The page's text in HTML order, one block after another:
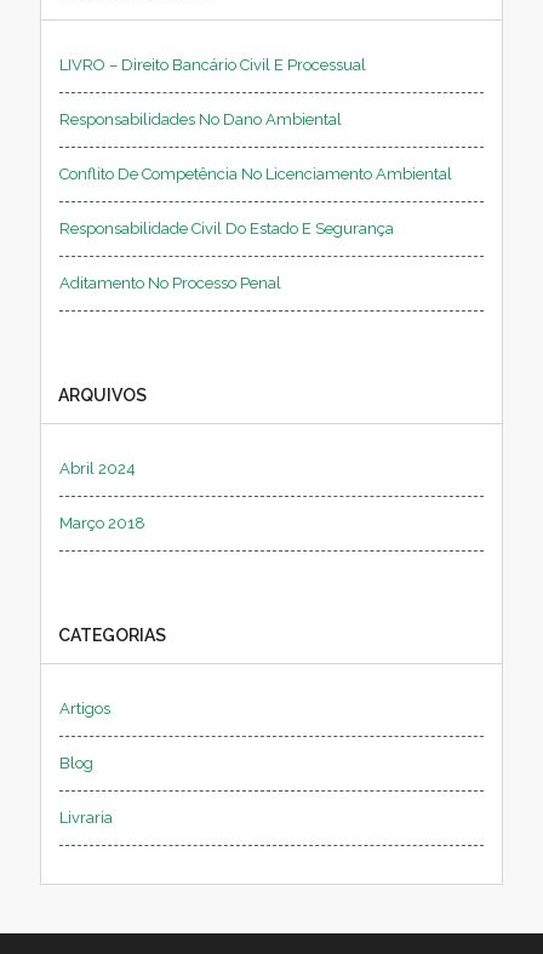
LIVRO – Direito Bancário Civil E Processual
Responsabilidades No Dano Ambiental
Conflito De Competência No Licenciamento Ambiental
Responsabilidade Civil Do Estado E Segurança
Aditamento No Processo Penal
ARQUIVOS
Abril 2024
Março 2018
CATEGORIAS
Artigos
Blog
Livraria